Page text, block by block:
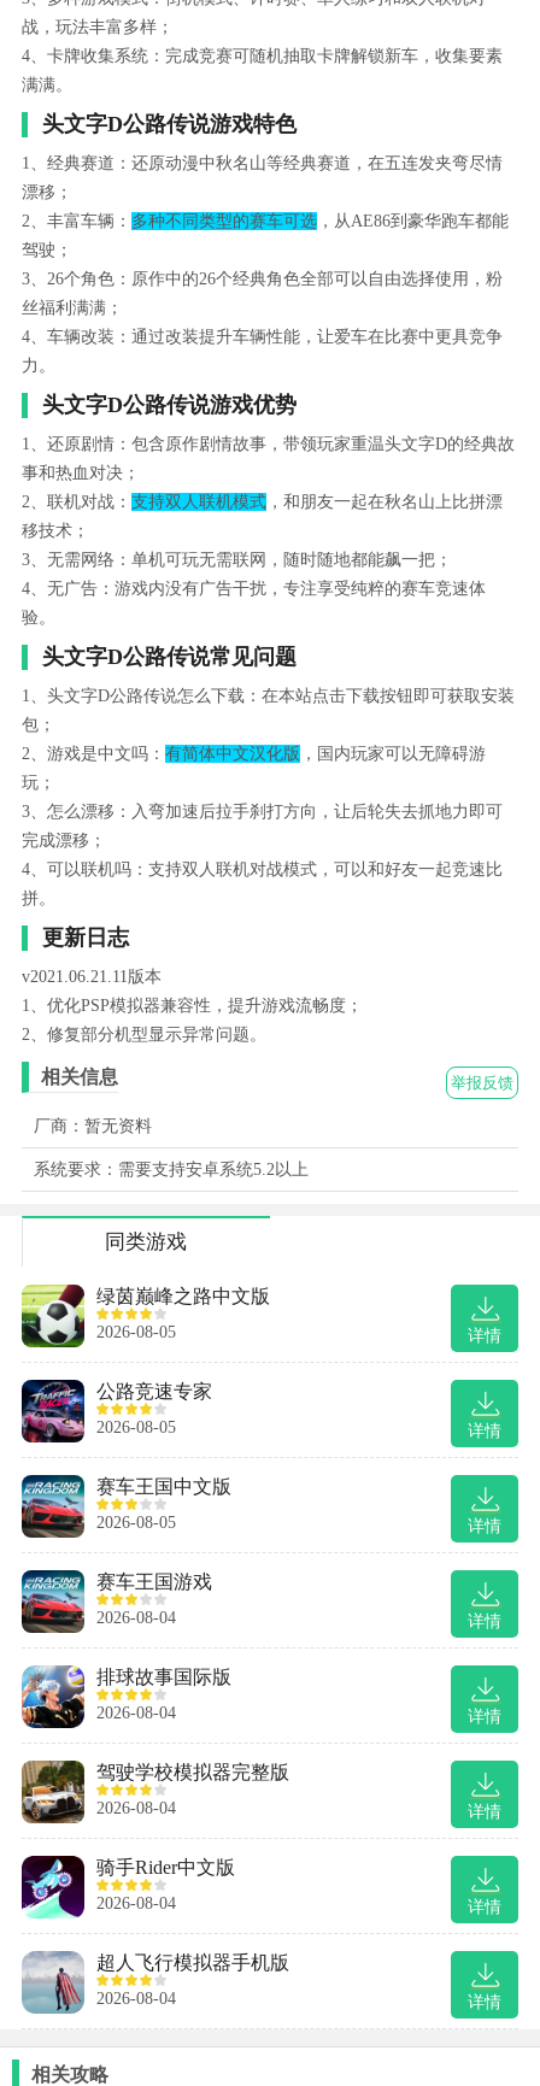
战，玩法丰富多样；
4、卡牌收集系统：完成竞赛可随机抽取卡牌解锁新车，收集要素
满满。
头文字D公路传说游戏特色
1、经典赛道：还原动漫中秋名山等经典赛道，在五连发夹弯尽情
漂移；
2、丰富车辆： 多种不同类型的赛车可选，从AE86到豪华跑车都能
驾驶；
3、26个角色：原作中的26个经典角色全部可以自由选择使用，粉
丝福利满满；
4、车辆改装：通过改装提升车辆性能，让爱车在比赛中更具竞争
力。
头文字D公路传说游戏优势
1、还原剧情：包含原作剧情故事，带领玩家重温头文字D的经典故
事和热血对决；
2、联机对战： 支持双人联机模式，和朋友一起在秋名山上比拼漂
移技术；
3、无需网络：单机可玩无需联网，随时随地都能飙一把；
4、无广告：游戏内没有广告干扰，专注享受纯粹的赛车竞速体
验。
头文字D公路传说常见问题
1、头文字D公路传说怎么下载：在本站点击下载按钮即可获取安装
包；
2、游戏是中文吗： 有简体中文汉化版 ，国内玩家可以无障碍游
玩；
3、怎么漂移：入弯加速后拉手刹打方向，让后轮失去抓地力即可
完成漂移；
4、可以联机吗：支持双人联机对战模式，可以和好友一起竞速比
拼。
更新日志
v2021.06.21.11版本
1、优化PSP模拟器兼容性，提升游戏流畅度；
2、修复部分机型显示异常问题。
举报反馈
相关信息
厂商：暂无资料
系统要求：需要支持安卓系统5.2以上
同类游戏
详情
绿茵巅峰之路中文版
2026-08-05
详情
公路竞速专家
2026-08-05
详情
赛车王国中文版
2026-08-05
详情
赛车王国游戏
2026-08-04
详情
排球故事国际版
2026-08-04
详情
驾驶学校模拟器完整版
2026-08-04
详情
骑手Rider中文版
2026-08-04
详情
超人飞行模拟器手机版
2026-08-04
相关攻略